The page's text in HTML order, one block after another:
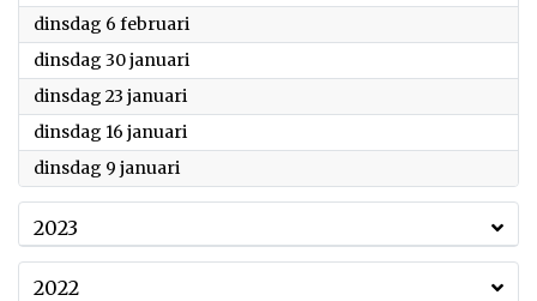
dinsdag 6 februari
dinsdag 30 januari
dinsdag 23 januari
dinsdag 16 januari
dinsdag 9 januari
2023
2022